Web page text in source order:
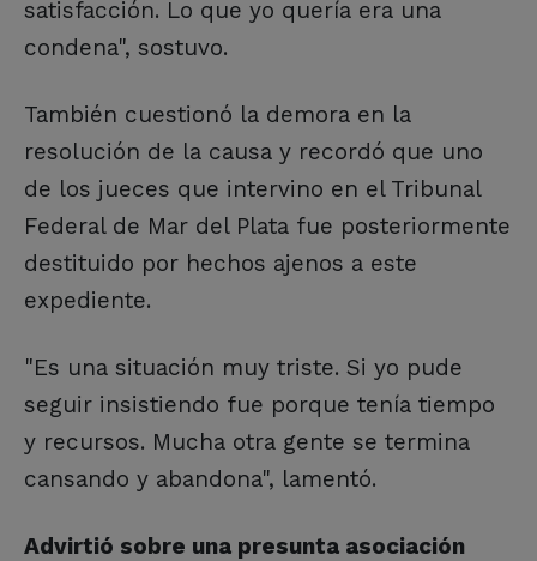
satisfacción. Lo que yo quería era una
condena", sostuvo.
También cuestionó la demora en la
resolución de la causa y recordó que uno
de los jueces que intervino en el Tribunal
Federal de Mar del Plata fue posteriormente
destituido por hechos ajenos a este
expediente.
"Es una situación muy triste. Si yo pude
seguir insistiendo fue porque tenía tiempo
y recursos. Mucha otra gente se termina
cansando y abandona", lamentó.
Advirtió sobre una presunta asociación